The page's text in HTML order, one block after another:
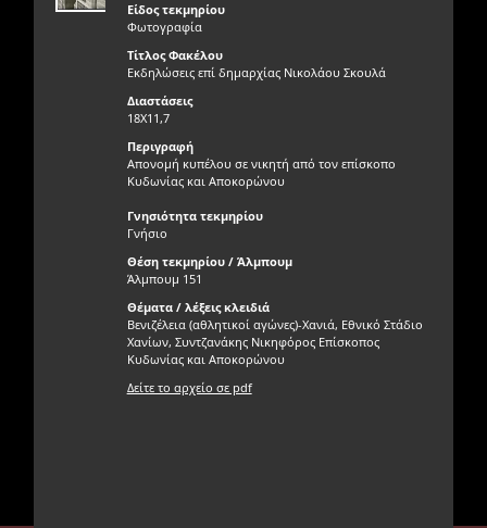
Είδος τεκμηρίου
Φωτογραφία
Τίτλος Φακέλου
Εκδηλώσεις επί δημαρχίας Νικολάου Σκουλά
Διαστάσεις
18X11,7
Περιγραφή
Απονομή κυπέλου σε νικητή από τον επίσκοπο
Κυδωνίας και Αποκορώνου
Γνησιότητα τεκμηρίου
Γνήσιο
Θέση τεκμηρίου / Άλμπουμ
Άλμπουμ 151
Θέματα / λέξεις κλειδιά
Βενιζέλεια (αθλητικοί αγώνες)-Χανιά, Εθνικό Στάδιο
Χανίων, Συντζανάκης Νικηφόρος Επίσκοπος
Κυδωνίας και Αποκορώνου
Δείτε το αρχείο σε pdf